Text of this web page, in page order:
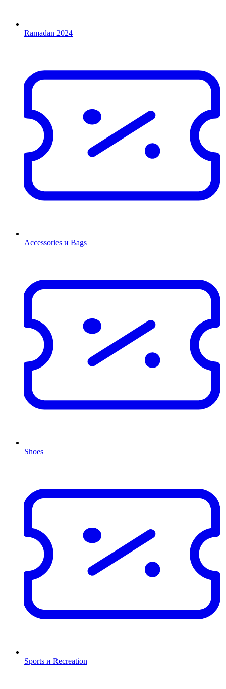
Ramadan 2024
Accessories и Bags
Shoes
Sports и Recreation